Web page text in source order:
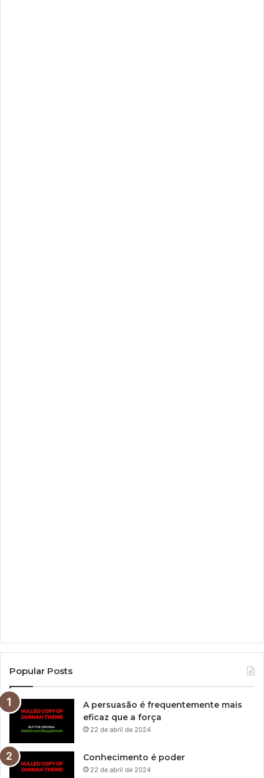
Popular Posts
A persuasão é frequentemente mais
eficaz que a força
22 de abril de 2024
Conhecimento é poder
22 de abril de 2024